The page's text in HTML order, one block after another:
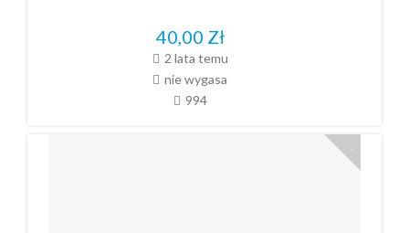
40,00 Zł
2 lata temu
nie wygasa
994